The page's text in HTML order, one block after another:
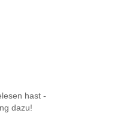
hast -
dazu!